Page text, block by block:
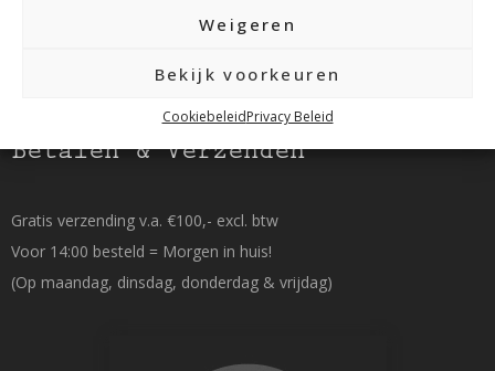
Weigeren
Bekijk voorkeuren
CookiebeleidPrivacy Beleid
Betalen & Verzenden
Gratis verzending v.a. €100,- excl. btw
Voor 14:00 besteld = Morgen in huis!
(Op maandag, dinsdag, donderdag & vrijdag)